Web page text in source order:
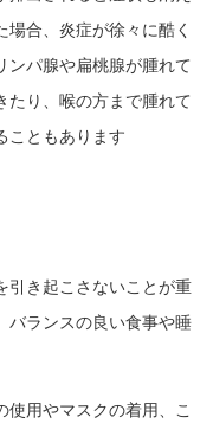
場合、炎症が徐々に酷く
ンパ腺や扁桃腺が腫れて
たり、喉の方まで腫れて
こともあります
引き起こさないことが重
バランスの良い食事や睡
使用やマスクの着用、こ